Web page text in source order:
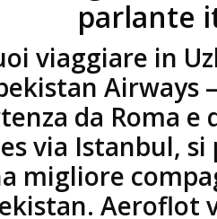
parlante
viaggiare in
Airways
da Roma e
via Istanbul, si
migliore
Aeroflot